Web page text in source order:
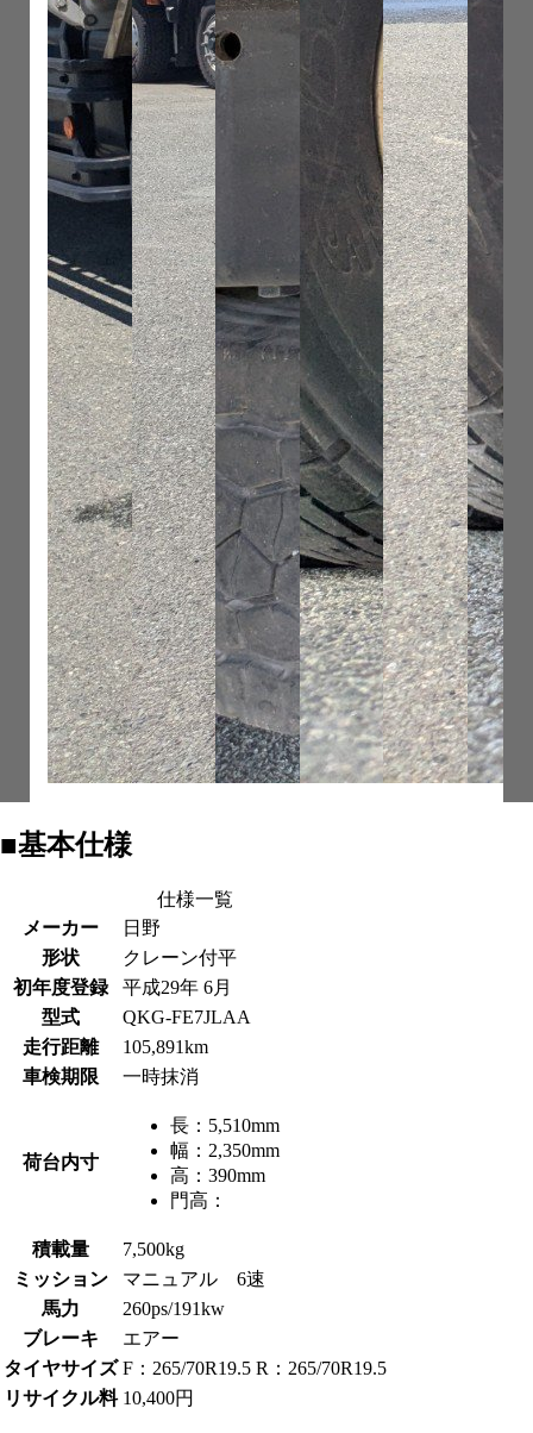
■基本仕様
仕様一覧
メーカー
日野
形状
クレーン付平
初年度登録
平成29年 6月
型式
QKG-FE7JLAA
走行距離
105,891km
車検期限
一時抹消
荷台内寸
長： 5,510mm
幅： 2,350mm
高： 390mm
門高：
積載量
7,500kg
ミッション
マニュアル 6速
馬力
260ps/191kw
ブレーキ
エアー
タイヤサイズ F：265/70R19.5 R：265/70R19.5
リサイクル料 10,400円